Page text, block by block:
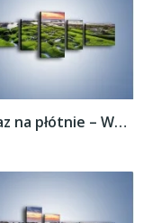
Obraz na płótnie – Woda w nierównym...